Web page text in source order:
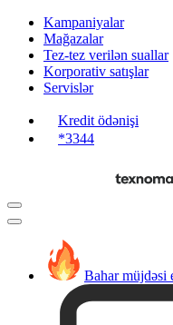
Kampaniyalar
Mağazalar
Tez-tez verilən suallar
Korporativ satışlar
Servislər
Kredit ödənişi
*3344
Bahar müjdəsi